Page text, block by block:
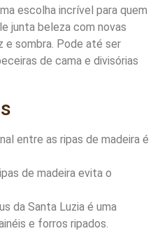
escolha incrível para quem
junta beleza com novas
e sombra. Pode até ser
de cama e divisórias
entre as ripas de madeira é
de madeira evita o
da Santa Luzia é uma
e forros ripados.